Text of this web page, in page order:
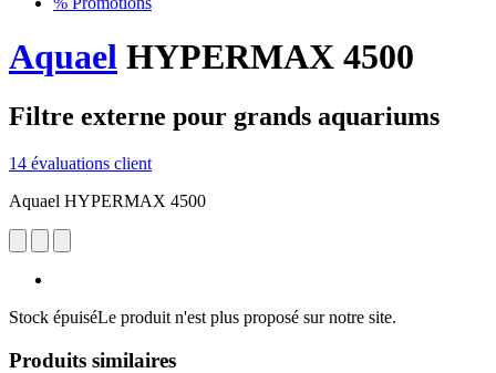
Aquael HYPERMAX 4500
Filtre externe pour grands aquariums
14 évaluations client
Aquael HYPERMAX 4500
Stock épuiséLe produit n'est plus proposé sur notre site.
Produits similaires